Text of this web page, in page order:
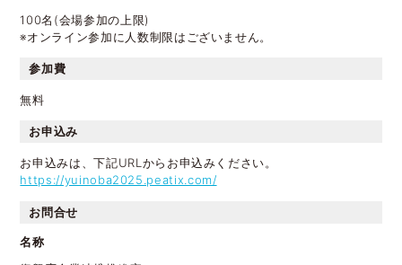
100名(会場参加の上限)
※オンライン参加に人数制限はございません。
参加費
無料
お申込み
お申込みは、下記URLからお申込みください。
https://yuinoba2025.peatix.com/
お問合せ
名称